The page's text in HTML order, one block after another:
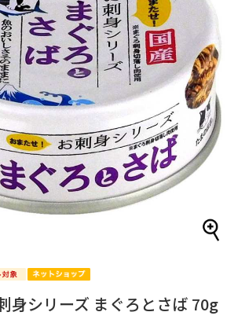
身シリーズ まぐろとさば 70g